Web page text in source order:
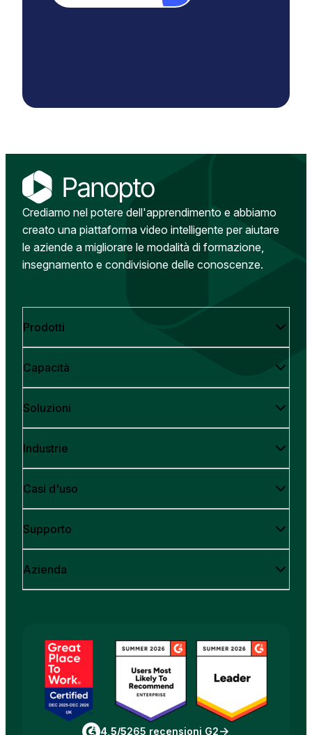
Crediamo nel potere dell'apprendimento e abbiamo
creato una piattaforma video intelligente per aiutare
le aziende a migliorare le modalità di formazione,
insegnamento e condivisione delle conoscenze.
Prodotti
Capacità
Soluzioni
Industrie
Casi d'uso
Supporto
Azienda
4,5/5265 recensioni G2